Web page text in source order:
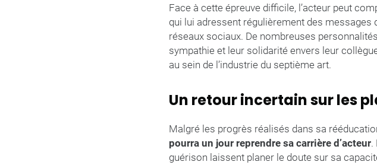
Face à cette épreuve difficile, l’acteur peut
qui lui adressent régulièrement des messages
réseaux sociaux. De nombreuses
sympathie et leur solidarité envers leur
au sein de l’industrie du septième art.
Un retour incertain sur les
Malgré les progrès réalisés dans sa
pourra un jour reprendre sa carrière d’acteur.
guérison laissent planer le doute sur sa